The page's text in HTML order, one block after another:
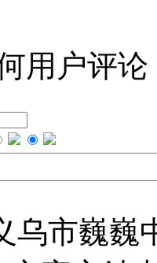
用户评论
乌市巍